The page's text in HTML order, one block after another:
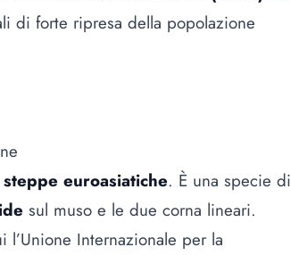
di forte ripresa della popolazione
steppe euroasiatiche. È una specie di
sul muso e le due corna lineari.
l’Unione Internazionale per la